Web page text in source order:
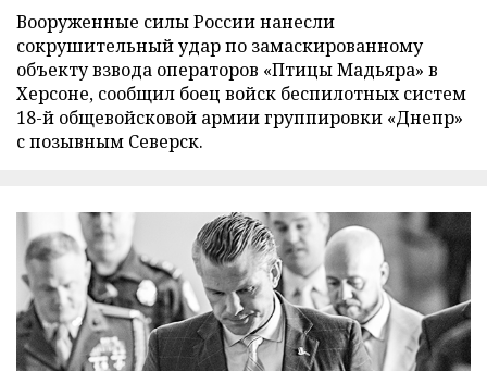
Вооруженные силы России нанесли
сокрушительный удар по замаскированному
объекту взвода операторов «Птицы Мадьяра» в
Херсоне, сообщил боец войск беспилотных систем
18-й общевойсковой армии группировки «Днепр»
с позывным Северск.